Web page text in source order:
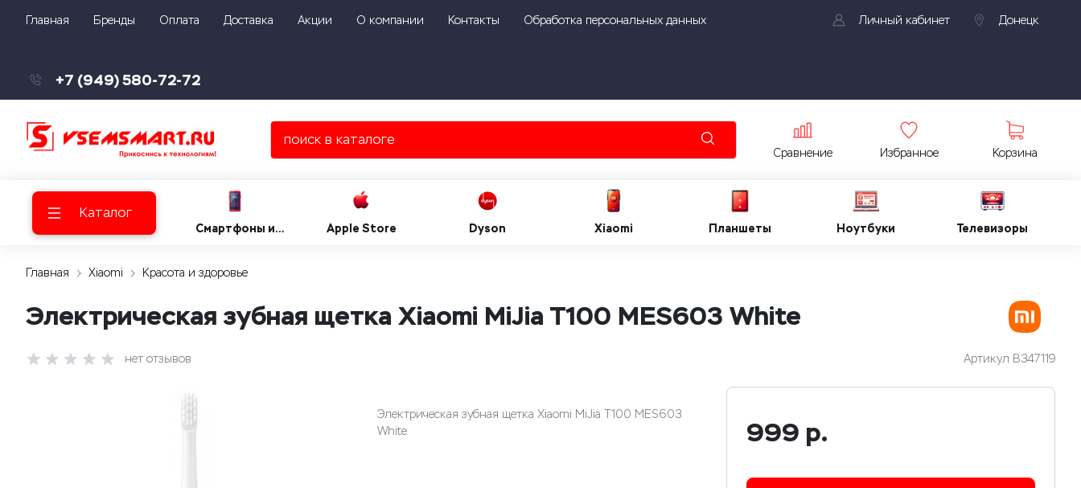
Главная Бренды Оплата Доставка Акции О компании Контакты Обработка персональных данных Личный кабинет Донецк
+7 (949) 580-72-72
Сравнение Избранное Корзина
Каталог
Смартфоны и
Apple Store Dyson Xiaomi Планшеты Ноутбуки Телевизоры
Главная Xiaomi Красота и здоровье
Артикул B347119
Электрическая зубная щетка Xiaomi MiJia T100 MES603 White
нет отзывов
Электрическая зубная щетка Xiaomi MiJia T100 MES603
White
999 р.